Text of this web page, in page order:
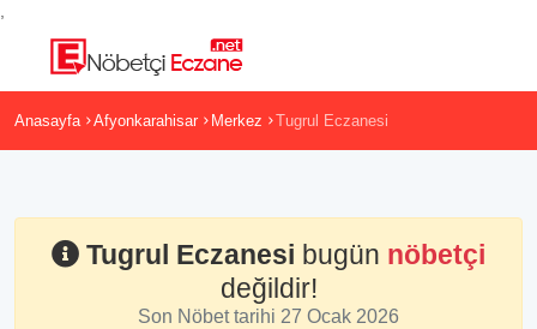
Anasayfa Afyonkarahisar Merkez Tugrul Eczanesi
Tugrul Eczanesi bugün nöbetçi
değildir!
Son Nöbet tarihi 27 Ocak 2026